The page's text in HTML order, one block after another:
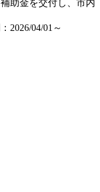
助金を交付し、市内
2026/04/01～